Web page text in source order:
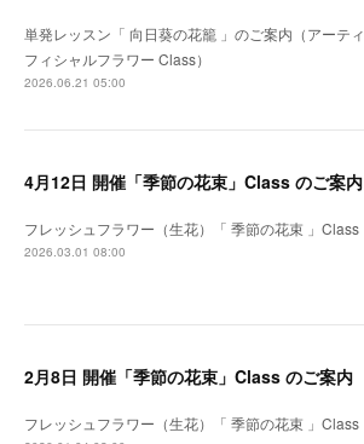
単発レッスン「 向日葵の花籠 」のご案内（アーティ
フィシャルフラワー Class）
2026.06.21 05:00
4月12日 開催「季節の花束」Class のご案内
フレッシュフラワー（生花）「 季節の花束 」Class
2026.03.01 08:00
2月8日 開催「季節の花束」Class のご案内
フレッシュフラワー（生花）「 季節の花束 」Class